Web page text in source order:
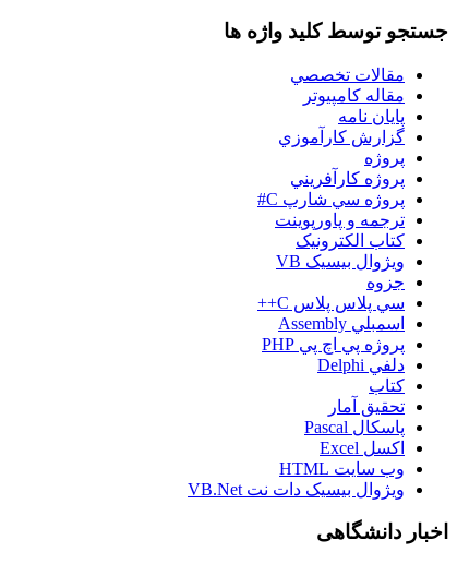
جستجو توسط کلید واژه ها
مقالات تخصصي
مقاله کامپیوتر
پایان نامه
گزارش کارآموزي
پروژه
پروژه کارآفريني
پروژه سي شارپ C#
ترجمه و پاورپوينت
کتاب الکترونيک
ويژوال بيسيک VB
جزوه
سي پلاس پلاس C++
اسمبلي Assembly
پروژه پي اچ پي PHP
دلفي Delphi
کتاب
تحقيق آمار
پاسکال Pascal
اکسل Excel
وب سايت HTML
ويژوال بيسيک دات نت VB.Net
اخبار دانشگاهی